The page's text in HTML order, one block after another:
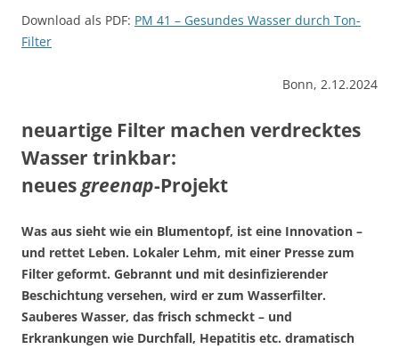
Download als PDF: PM 41 – Gesundes Wasser durch Ton-
Filter
Bonn, 2.12.2024
neuartige Filter machen verdrecktes
Wasser trinkbar:
neuesgreenap-Projekt
Was aus sieht wie ein Blumentopf, ist eine Innovation –
und rettet Leben. Lokaler Lehm, mit einer Presse zum
Filter geformt. Gebrannt und mit desinfi­zierender
Beschichtung versehen, wird er zum Wasserfilter.
Sauberes Wasser, das frisch schmeckt – und
Erkrankungen wie Durchfall, Hepatitis etc. drama­tisch